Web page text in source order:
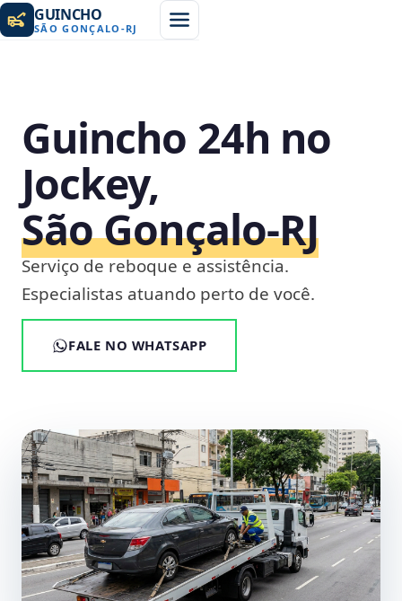
GUINCHO
SÃO GONÇALO -RJ
Guincho 24h no
Jockey,
São Gonçalo‑RJ
Serviço de reboque e assistência.
Especialistas atuando perto de você.
FALE NO WHATSAPP